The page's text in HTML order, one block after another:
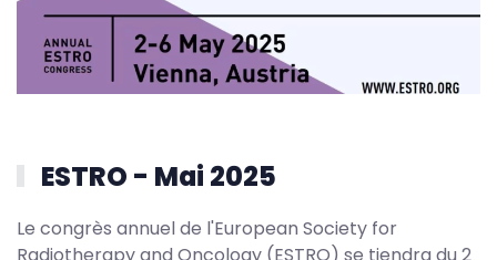
ESTRO - Mai 2025
Le congrès annuel de l'European Society for